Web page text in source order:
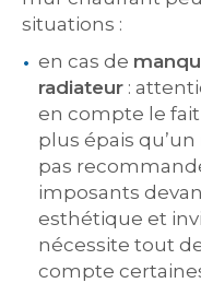
situations :
en cas de
radiateur :
en compte le
plus épais
pas
imposants
esthétique et
nécessite tout
compte